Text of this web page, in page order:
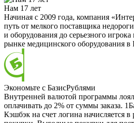
Нам 17 лет
Начиная с 2009 года, компания
путь от мелкого поставщика
и оборудования до серьезного
рынке медицинского оборудования в
Экономьте с БазисРублями
Внутренней валютой программы
оплачивать до 2% от суммы заказа.
Кэшбэк на счет логина начисляется в